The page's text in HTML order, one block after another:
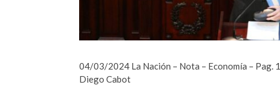
04/03/2024 La Nación – Nota – Economía – Pag. 1
Diego Cabot